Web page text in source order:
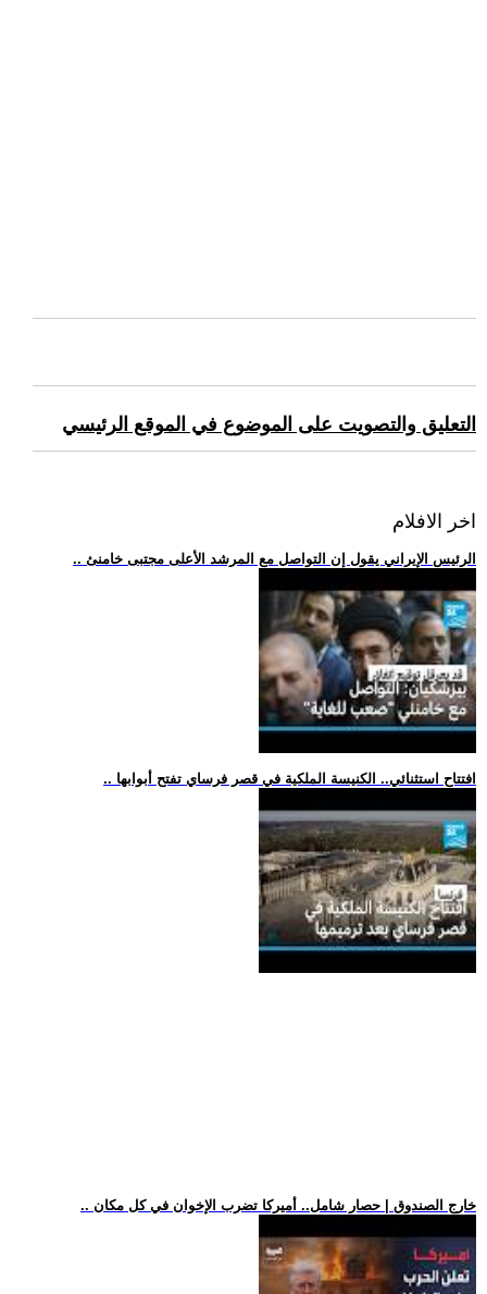
التعليق والتصويت على الموضوع في الموقع الرئيسي
اخر الافلام
.. الرئيس الإيراني يقول إن التواصل مع المرشد الأعلى مجتبى خامنئ
.. افتتاح استثنائي.. الكنيسة الملكية في قصر فرساي تفتح أبوابها
.. خارج الصندوق | حصار شامل.. أميركا تضرب الإخوان في كل مكان